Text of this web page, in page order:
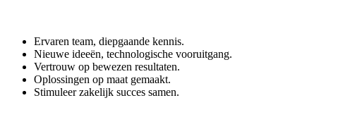
Ervaren team, diepgaande kennis.
Nieuwe ideeën, technologische vooruitgang.
Vertrouw op bewezen resultaten.
Oplossingen op maat gemaakt.
Stimuleer zakelijk succes samen.